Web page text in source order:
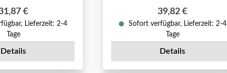
Preis:
€
Lieferzeit: 2-4
Tage
Details
Regulärer Preis:
39,82 €
Sofort verfügbar, Lieferzeit: 2-4
Tage
Details